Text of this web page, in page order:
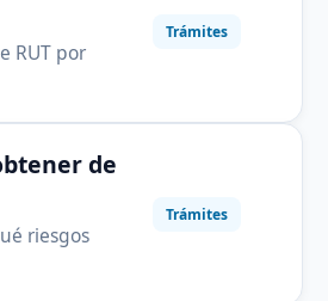
RUT por
Trámites
de
riesgos
Trámites